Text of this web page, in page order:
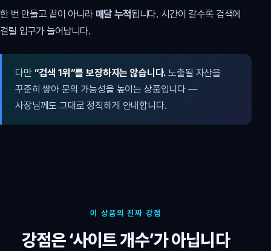
한 번 만들고 끝이 아니라 매달 누적됩니다. 시간이 갈수록 검색에
걸릴 입구가 늘어납니다.
다만 “검색 1위”를 보장하지는 않습니다. 노출될 자산을
꾸준히 쌓아 문의 가능성을 높이는 상품입니다 —
사장님께도 그대로 정직하게 안내합니다.
이 상품의 진짜 강점
강점은 ‘사이트 개수’가 아닙니다